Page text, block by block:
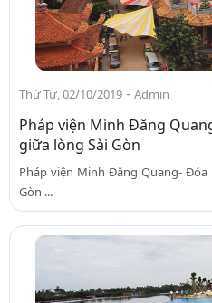
Thứ Tư, 02/10/2019 - Admin
Pháp viện Minh Đăng
giữa lòng Sài Gòn
Pháp viện Minh Đăng Quang-
Gòn ...